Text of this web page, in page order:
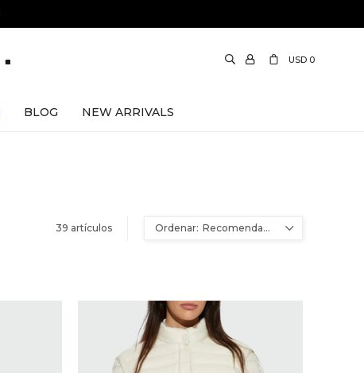
BLOG NEW ARRIVALS
USD 0
39 artículos Recomendados